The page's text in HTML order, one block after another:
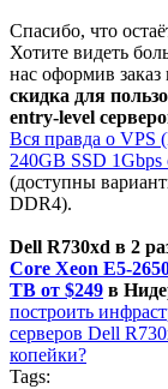
Спасибо, что
Хотите видеть
нас оформив
скидка для
entry-level
Вся правда о VPS
240GB SSD 1Gbps
(доступны
DDR4).
Dell R730xd в 2
Core Xeon E5-
ТВ от $249 в
построить
серверов Dell
копейки?
Tags: